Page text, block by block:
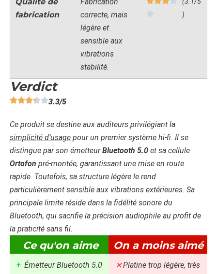
fabrication
correcte, mais
légère et
sensible aux
vibrations
stabilité.
(3.1/5
)
Verdict
3.3/5
Ce produit se destine aux auditeurs privilégiant la
simplicité d’usage pour un premier système hi-fi. Il se
distingue par son émetteurBluetooth 5.0 et sa cellule
Ortofon pré-montée, garantissant une mise en route
rapide. Toutefois, sa structure légère le rend
particulièrement sensible aux vibrations extérieures. Sa
principale limite réside dans la fidélité sonore du
Bluetooth, qui sacrifie la précision audiophile au profit de
la praticité sans fil.
Ce qu'on aime
Émetteur Bluetooth 5.0
On a moins aimé
Platine trop légère, très